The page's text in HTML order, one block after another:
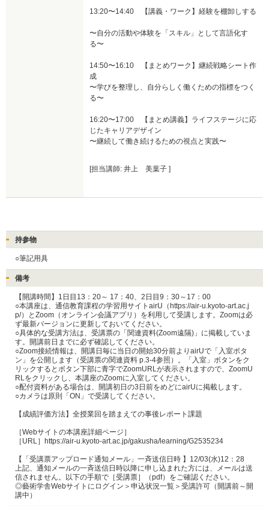
13:20〜14:40　【講義・ワーク】経験を棚卸しする
〜自分の活動や体験を「スキル」として言語化す
る〜
14:50〜16:10　【まとめワーク】継続戦略シート作
成
〜学びを整理し、自分らしく働くための指標をつく
る〜
16:20〜17:00　【まとめ講義】ライフステージに応
じたキャリアデザイン
〜継続して働き続けるための視点と実践〜
[担当講師: 井上 美葉子 ]
持参物
○筆記用具
備考
【開講時間】1日目13：20～ 17：40、2日目9：30～17：00
○本講座は、通信教育課程の学習用サイトairU（https://air-u.kyoto-art.ac.j
p/）とZoom（オンライン会議アプリ）を利用して受講します。Zoomは必
ず最新バージョンに更新しておいてください。
○具体的な受講方法は、受講票の「関連資料(Zoom遠隔)」に掲載していま
す。開講前日までに必ず確認してください。
○Zoom接続情報は、開講日毎に当日の開始30分前よりairUで「入室ボタ
ン」を公開します（受講票の関連資料 p.3-4参照）。「入室」ボタンをク
リックするとボタン下部に青字でZoomURLが表示されますので、ZoomU
RLをクリックし、本講座のZoomに入室してください。
○配付資料がある場合は、開講初日の3日前をめどにairUに掲載します。
○カメラは原則「ON」で受講してください。
【成績評価方法】全授業回を踏まえての事後レポート課題
［Webサイトの本講座詳細ページ］
［URL］https://air-u.kyoto-art.ac.jp/gakusha/learning/G2535234
【「受講票アップロード通知メール」一斉送信日時 】12/03(水)12：28
上記、通知メールの一斉送信日時以降に申し込まれた方には、メールは送
信されません。以下の手順で［受講票］（pdf）をご確認ください。
◎藝術学舎Webサイトにログイン＞申込状況一覧＞受講許可（開講前～開
講中）